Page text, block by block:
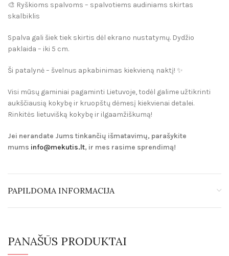
🎨 Ryškioms spalvoms – spalvotiems audiniams skirtas
skalbiklis
Spalva gali šiek tiek skirtis dėl ekrano nustatymų. Dydžio
paklaida – iki 5 cm.
Ši patalynė – švelnus apkabinimas kiekvieną naktį! ✨
Visi mūsų gaminiai pagaminti Lietuvoje, todėl galime užtikrinti
aukščiausią kokybę ir kruopštų dėmesį kiekvienai detalei.
Rinkitės lietuvišką kokybę ir ilgaamžiškumą!
Jei nerandate Jums tinkančių išmatavimų, parašykite
mums info@mekutis.lt, ir mes rasime sprendimą!
PAPILDOMA INFORMACIJA
PANAŠŪS PRODUKTAI